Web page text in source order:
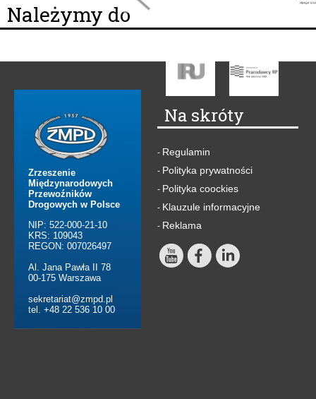
Należymy do
Zrzeszenie
Międzynarodowych
Przewoźników
Drogowych w Polsce
NIP: 522-000-21-10
KRS: 109043
REGON: 007026497
Al. Jana Pawła II 78
00-175 Warszawa
sekretariat@zmpd.pl
tel. +48 22 536 10 00
Na skróty
- Regulamin
- Polityka prywatności
- Polityka coockies
- Klauzule informacyjne
- Reklama